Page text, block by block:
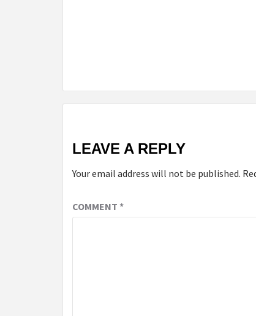
LEAVE A REPLY
Your email address will not be published.
COMMENT *